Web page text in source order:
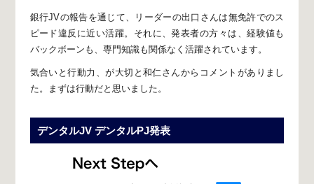
銀行JVの報告を通じて、
リーダーの出口さんは無免許でのス
ピード違反に近い活躍。 それに、発表者の方々は、経験値も
バックボーンも、 専門知識も関係なく活躍されています。
気合いと行動力、が大切と和仁さんからコメントがありまし
た。
まずは行動だと思いました。
デンタルJV デンタルPJ発表